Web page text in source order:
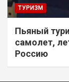
ТУРИЗМ
Пьяный
самолет,
Россию